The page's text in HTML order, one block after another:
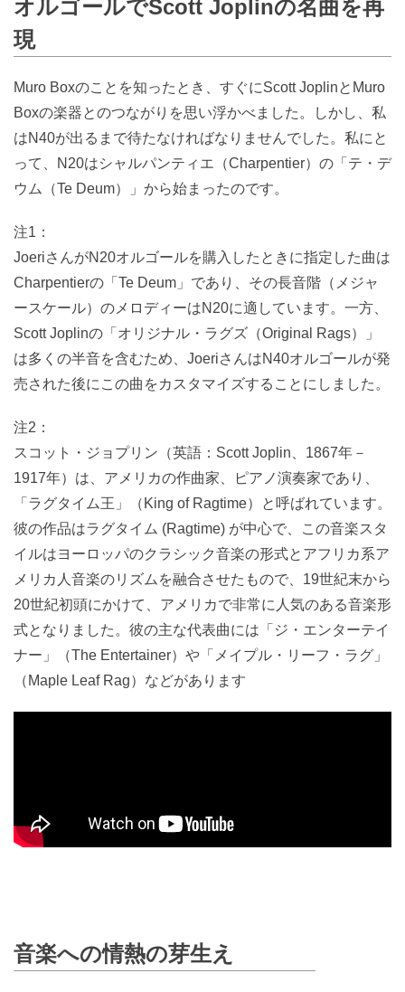
オルゴールでScott Joplinの名曲を再
現
Muro Boxのことを知ったとき、すぐにScott JoplinとMuro
Boxの楽器とのつながりを思い浮かべました。しかし、私
はN40が出るまで待たなければなりませんでした。私にと
って、N20はシャルパンティエ（Charpentier）の「テ・デ
ウム（Te Deum）」から始まったのです。
注1：
JoeriさんがN20オルゴールを購入したときに指定した曲は
Charpentierの「Te Deum」であり、その長音階（メジャ
ースケール）のメロディーはN20に適しています。一方、
Scott Joplinの「オリジナル・ラグズ（Original Rags）」
は多くの半音を含むため、JoeriさんはN40オルゴールが発
売された後にこの曲をカスタマイズすることにしました。
注2：
スコット・ジョプリン（英語：Scott Joplin、1867年－
1917年）は、アメリカの作曲家、ピアノ演奏家であり、
「ラグタイム王」（King of Ragtime）と呼ばれています。
彼の作品はラグタイム (Ragtime) が中心で、この音楽スタ
イルはヨーロッパのクラシック音楽の形式とアフリカ系ア
メリカ人音楽のリズムを融合させたもので、19世紀末から
20世紀初頭にかけて、アメリカで非常に人気のある音楽形
式となりました。彼の主な代表曲には「ジ・エンターテイ
ナー」（The Entertainer）や「メイプル・リーフ・ラグ」
（Maple Leaf Rag）などがあります
音楽への情熱の芽生え